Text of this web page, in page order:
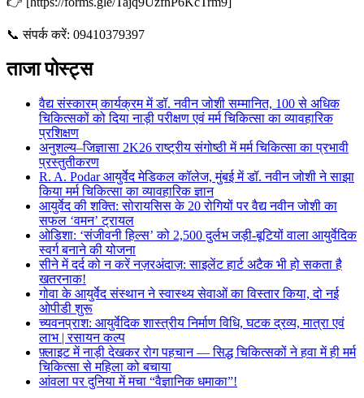
📞 संपर्क करें: 09410379397
ताजा पोस्ट्स
वैद्य संस्कारम् कार्यक्रम में डॉ. नवीन जोशी सम्मानित, 100 से अधिक
चिकित्सकों को दिया नाड़ी परीक्षण एवं मर्म चिकित्सा का व्यावहारिक
प्रशिक्षण
अनुशल्य–जिज्ञासा 2K26 राष्ट्रीय संगोष्ठी में मर्म चिकित्सा का प्रभावी
प्रस्तुतीकरण
R. A. Podar आयुर्वेद मेडिकल कॉलेज, मुंबई में डॉ. नवीन जोशी ने साझा
किया मर्म चिकित्सा का व्यावहारिक ज्ञान
आयुर्वेद की शक्ति: सोरायसिस के 20 रोगियों पर वैद्य नवीन जोशी का
सफल ‘वमन’ ट्रायल
ओडिशा: ‘संजीवनी हिल्स’ को 2,500 दुर्लभ जड़ी-बूटियों वाला आयुर्वेदिक
स्वर्ग बनाने की योजना
सीने में दर्द को न करें नज़रअंदाज़: साइलेंट हार्ट अटैक भी हो सकता है
खतरनाक!
गोवा के आयुर्वेद संस्थान ने स्वास्थ्य सेवाओं का विस्तार किया, दो नई
ओपीडी शुरू
च्यवनप्राश: आयुर्वेदिक शास्त्रीय निर्माण विधि, घटक द्रव्य, मात्रा एवं
लाभ | रसायन कल्प
फ़्लाइट में नाड़ी देखकर रोग पहचान — सिद्ध चिकित्सकों ने हवा में ही मर्म
चिकित्सा से महिला को बचाया
आंवला पर दुनिया में मचा “वैज्ञानिक धमाका”!